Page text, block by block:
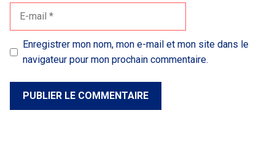
Enregistrer mon nom, mon e-mail et mon site dans le
navigateur pour mon prochain commentaire.